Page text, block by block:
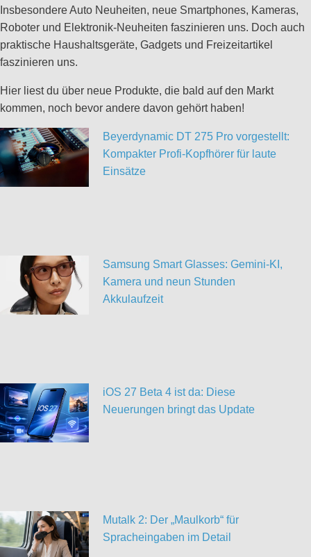
Insbesondere Auto Neuheiten, neue Smartphones, Kameras,
Roboter und Elektronik-Neuheiten faszinieren uns. Doch auch
praktische Haushaltsgeräte, Gadgets und Freizeitartikel
faszinieren uns.
Hier liest du über neue Produkte, die bald auf den Markt
kommen, noch bevor andere davon gehört haben!
Beyerdynamic DT 275 Pro vorgestellt:
Kompakter Profi-Kopfhörer für laute
Einsätze
Samsung Smart Glasses: Gemini-KI,
Kamera und neun Stunden
Akkulaufzeit
iOS 27 Beta 4 ist da: Diese
Neuerungen bringt das Update
Mutalk 2: Der „Maulkorb“ für
Spracheingaben im Detail